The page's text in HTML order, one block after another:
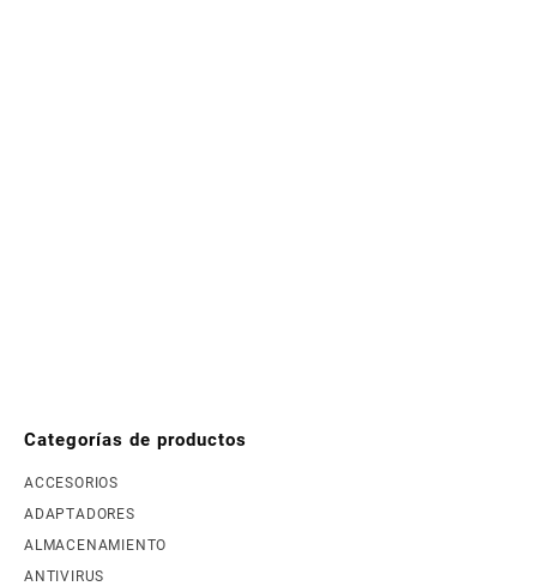
Categorías de productos
ACCESORIOS
ADAPTADORES
ALMACENAMIENTO
ANTIVIRUS